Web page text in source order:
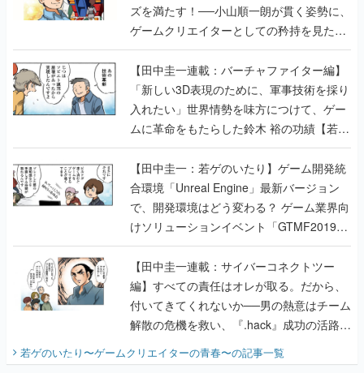
ズを満たす！──小山順一朗が貫く姿勢に、
ゲームクリエイターとしての矜持を見た
【若ゲのいたり最終回】
【田中圭一連載：バーチャファイター編】
「新しい3D表現のために、軍事技術を採り
入れたい」世界情勢を味方につけて、ゲー
ムに革命をもたらした鈴木 裕の功績【若ゲ
のいたり】
【田中圭一：若ゲのいたり】ゲーム開発統
合環境「Unreal Engine」最新バージョン
で、開発環境はどう変わる？ ゲーム業界向
けソリューションイベント「GTMF2019」
に行って、より理解を深めよう【PR】
【田中圭一連載：サイバーコネクトツー
編】すべての責任はオレが取る。だから、
付いてきてくれないか──男の熱意はチーム
解散の危機を救い、『.hack』成功の活路を
『少年ジャンプ』色だった【若ゲのいた
若ゲのいたり〜ゲームクリエイターの青春〜の記事一覧